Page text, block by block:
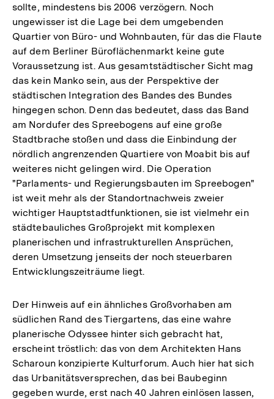
sollte, mindestens bis 2006 verzögern. Noch
ungewisser ist die Lage bei dem umgebenden
Quartier von Büro- und Wohnbauten, für das die Flaute
auf dem Berliner Büroflächenmarkt keine gute
Voraussetzung ist. Aus gesamtstädtischer Sicht mag
das kein Manko sein, aus der Perspektive der
städtischen Integration des Bandes des Bundes
hingegen schon. Denn das bedeutet, dass das Band
am Nordufer des Spreebogens auf eine große
Stadtbrache stoßen und dass die Einbindung der
nördlich angrenzenden Quartiere von Moabit bis auf
weiteres nicht gelingen wird. Die Operation
"Parlaments- und Regierungsbauten im Spreebogen"
ist weit mehr als der Standortnachweis zweier
wichtiger Hauptstadtfunktionen, sie ist vielmehr ein
städtebauliches Großprojekt mit komplexen
planerischen und infrastrukturellen Ansprüchen,
deren Umsetzung jenseits der noch steuerbaren
Entwicklungszeiträume liegt.
Der Hinweis auf ein ähnliches Großvorhaben am
südlichen Rand des Tiergartens, das eine wahre
planerische Odyssee hinter sich gebracht hat,
erscheint tröstlich: das von dem Architekten Hans
Scharoun konzipierte Kulturforum. Auch hier hat sich
das Urbanitätsversprechen, das bei Baubeginn
gegeben wurde, erst nach 40 Jahren einlösen lassen,